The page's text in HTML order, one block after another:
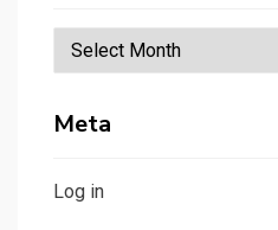
Tìm
bài
tháng
Meta
Log in